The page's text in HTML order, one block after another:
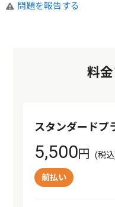
問題を報告する
料
スタンダードプ
5,500円 (税
前払い